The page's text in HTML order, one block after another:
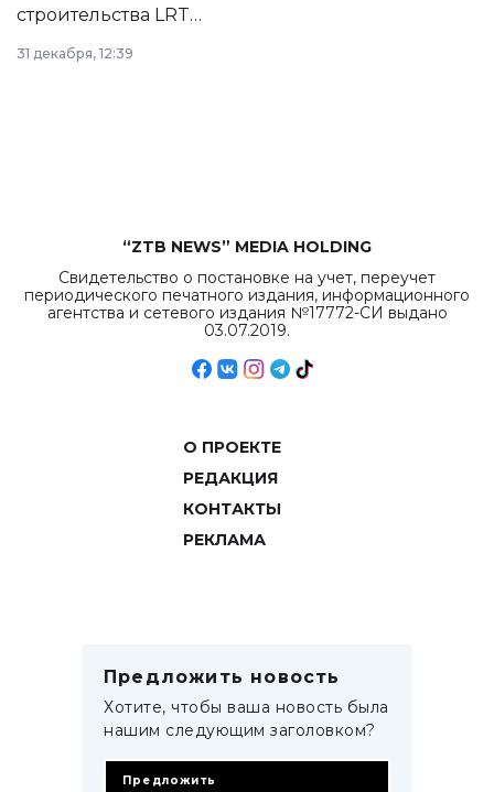
строительства LRT
в Астане из
республиканского
31 декабря, 12:39
“ZTB NEWS” MEDIA HOLDING
Свидетельство о постановке на учет, переучет
периодического печатного издания, информационного
агентства и сетевого издания №17772-СИ выдано
03.07.2019.
О ПРОЕКТЕ
РЕДАКЦИЯ
КОНТАКТЫ
РЕКЛАМА
Предложить новость
Хотите, чтобы ваша новость была
нашим следующим заголовком?
Предложить